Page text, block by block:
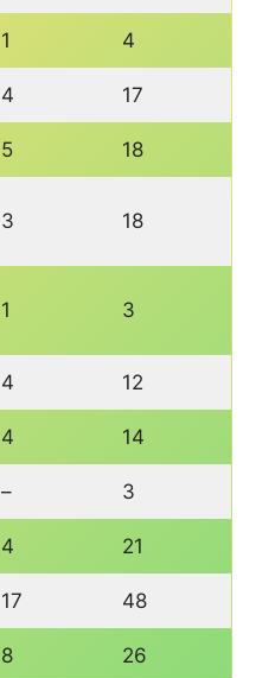
1 4
4 17
5 18
3 18
1 3
4 12
4 14
– 3
4 21
17 48
8 26